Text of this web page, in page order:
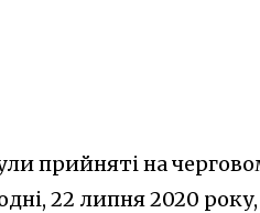
прийняті на
22 липня 2020 року,